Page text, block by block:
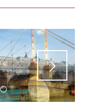
1 2 3 4 5 6 7